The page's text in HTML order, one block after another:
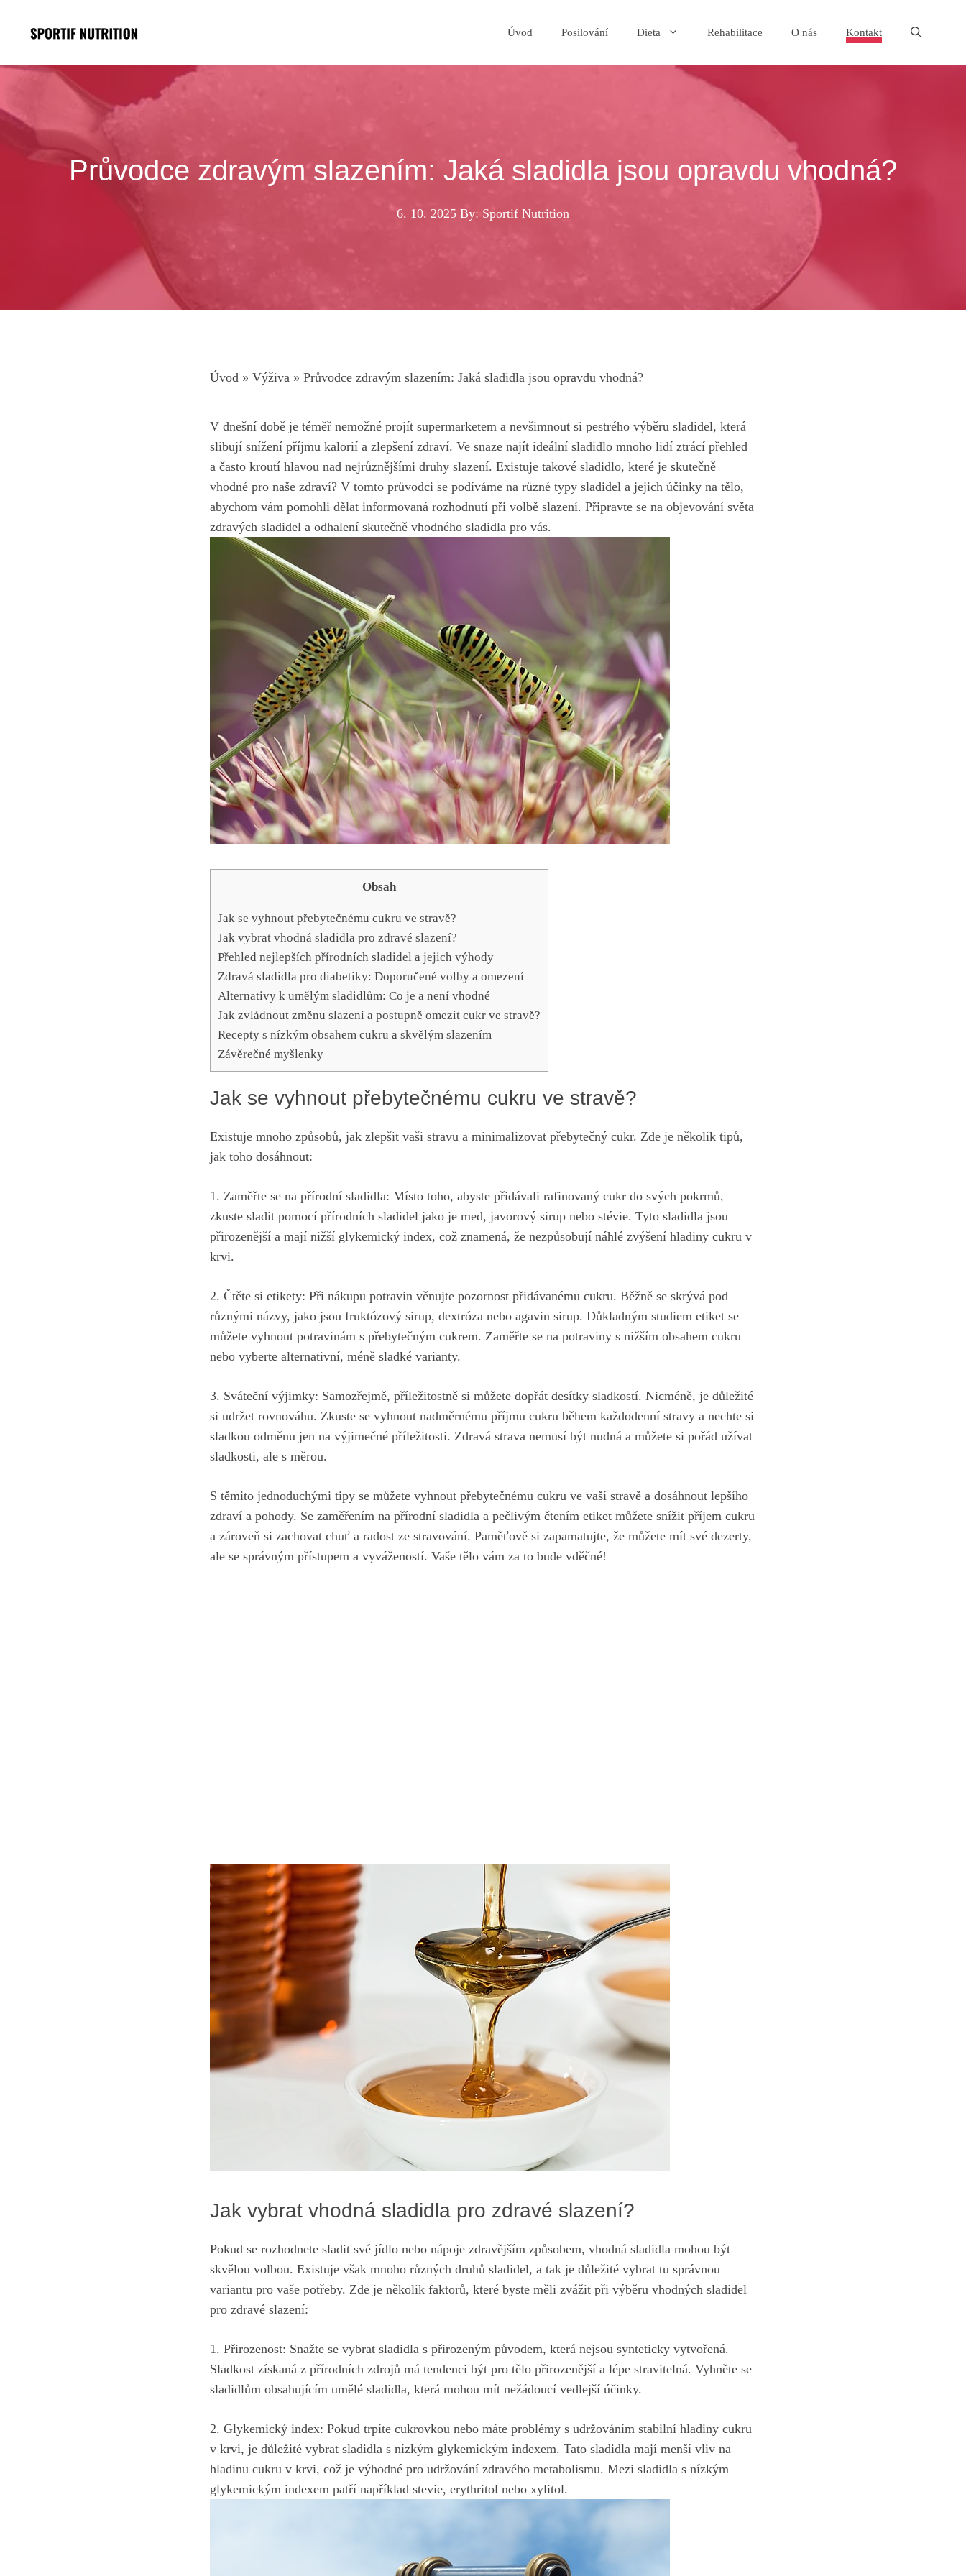
Úvod Posilování Dieta Rehabilitace O nás Kontakt
Průvodce zdravým slazením: Jaká sladidla jsou opravdu vhodná?
6. 10. 2025 By: Sportif Nutrition
Úvod » Výživa » Průvodce zdravým slazením: Jaká sladidla jsou opravdu vhodná?
V​ dnešní ⁤době je téměř nemožné projít‌ supermarketem a nevšimnout si pestrého výběru ⁣sladidel, která
slibují snížení příjmu⁢ kalorií a zlepšení zdraví. Ve snaze⁢ najít ideální sladidlo mnoho lidí ztrácí přehled
a často kroutí hlavou nad nejrůznějšími druhy slazení. Existuje takové sladidlo, které je ‌skutečně ​
vhodné pro naše zdraví? V tomto průvodci se podíváme na různé typy sladidel a jejich účinky na tělo,
abychom vám pomohli dělat informovaná rozhodnutí při volbě slazení. Připravte⁣ se na objevování světa
zdravých⁢ sladidel ​a odhalení skutečně vhodného sladidla pro vás.
Obsah
Jak se vyhnout⁢ přebytečnému cukru ve stravě?
Jak vybrat vhodná sladidla pro zdravé slazení?
Přehled nejlepších‌ přírodních⁣ sladidel a jejich výhody
Zdravá sladidla pro diabetiky: Doporučené volby a omezení
Alternativy k umělým sladidlům: ⁤Co je a není vhodné
Jak zvládnout změnu slazení a postupně omezit cukr ve ​stravě?
Recepty s nízkým obsahem cukru⁢ a skvělým slazením
Závěrečné myšlenky
Jak se vyhnout⁢ přebytečnému cukru ve stravě?
Existuje mnoho způsobů, jak zlepšit vaši stravu a minimalizovat⁤ přebytečný cukr. Zde je několik tipů,‌
jak toho ​dosáhnout:
1. Zaměřte se na přírodní sladidla:‍ Místo toho, ‌abyste⁣ přidávali rafinovaný cukr do svých pokrmů,
‍zkuste sladit pomocí přírodních sladidel jako ⁣je med, javorový sirup nebo stévie. Tyto ​sladidla jsou
přirozenější a ⁣mají nižší glykemický index, což znamená,⁣ že nezpůsobují náhlé zvýšení hladiny cukru v
krvi.
2. Čtěte si etikety: Při nákupu potravin⁣ věnujte pozornost přidávanému cukru. Běžně se skrývá pod
⁢různými názvy, jako jsou fruktózový sirup, dextróza nebo agavin sirup. Důkladným studiem etiket se
můžete vyhnout ‍potravinám s přebytečným cukrem. Zaměřte se na potraviny s nižším obsahem cukru
nebo vyberte alternativní, méně sladké varianty.
3. Sváteční výjimky: Samozřejmě, příležitostně si můžete dopřát desítky sladkostí. Nicméně, je důležité⁣
si udržet rovnováhu.‍ Zkuste se vyhnout nadměrnému příjmu cukru během každodenní ⁣stravy a ⁤nechte‌ si‍
sladkou odměnu jen​ na výjimečné‍ příležitosti. Zdravá strava nemusí být nudná a můžete si⁤ pořád užívat
sladkosti,⁤ ale s měrou.
S ​těmito jednoduchými tipy se můžete vyhnout přebytečnému cukru ve vaší stravě‌ a dosáhnout lepšího
zdraví a pohody. Se zaměřením na přírodní sladidla a‍ pečlivým čtením etiket‌ můžete​ snížit příjem cukru
a zároveň si zachovat chuť‌ a radost⁣ ze stravování. Paměťově si⁤ zapamatujte, že ​můžete mít své dezerty,
ale se správným přístupem a vyvážeností. Vaše tělo‌ vám za to bude vděčné!
Jak vybrat vhodná sladidla pro zdravé slazení?
Pokud se rozhodnete sladit své jídlo nebo nápoje zdravějším způsobem, vhodná sladidla mohou být
⁣skvělou volbou. Existuje však mnoho různých druhů sladidel, a tak ‍je důležité vybrat tu správnou
variantu pro vaše ‍potřeby. Zde ‍je několik faktorů, které⁣ byste⁣ měli zvážit při výběru vhodných sladidel
pro zdravé slazení:
1. Přirozenost: Snažte se vybrat sladidla s přirozeným původem, ⁢která nejsou synteticky vytvořená.
Sladkost získaná z​ přírodních zdrojů má⁢ tendenci být pro tělo přirozenější a lépe stravitelná. ⁣Vyhněte se
sladidlům obsahujícím umělé sladidla, která mohou mít nežádoucí vedlejší účinky.
2. Glykemický index: ‍Pokud trpíte cukrovkou nebo máte problémy s ⁣udržováním stabilní hladiny cukru
v​ krvi, je důležité vybrat sladidla s nízkým glykemickým indexem. ‌Tato sladidla mají menší vliv na
hladinu cukru v krvi,​ což je výhodné pro udržování zdravého metabolismu. Mezi sladidla s nízkým
glykemickým indexem patří například stevie, ⁢erythritol nebo xylitol.